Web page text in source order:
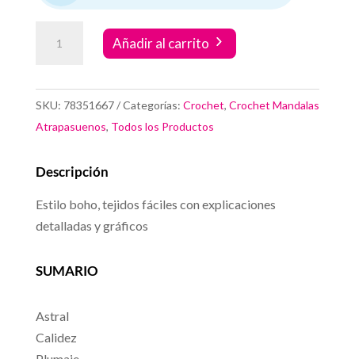
Atrapasueños
Añadir al carrito
SKU: 78351667 Categorías: Crochet, Crochet Mandalas
Atrapasuenos, Todos los Productos
Descripción
Estilo boho, tejidos fáciles con explicaciones
detalladas y gráficos
SUMARIO
Astral
Calidez